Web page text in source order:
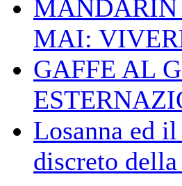
MAI:
GAFFE AL
Losanna ed
discreto